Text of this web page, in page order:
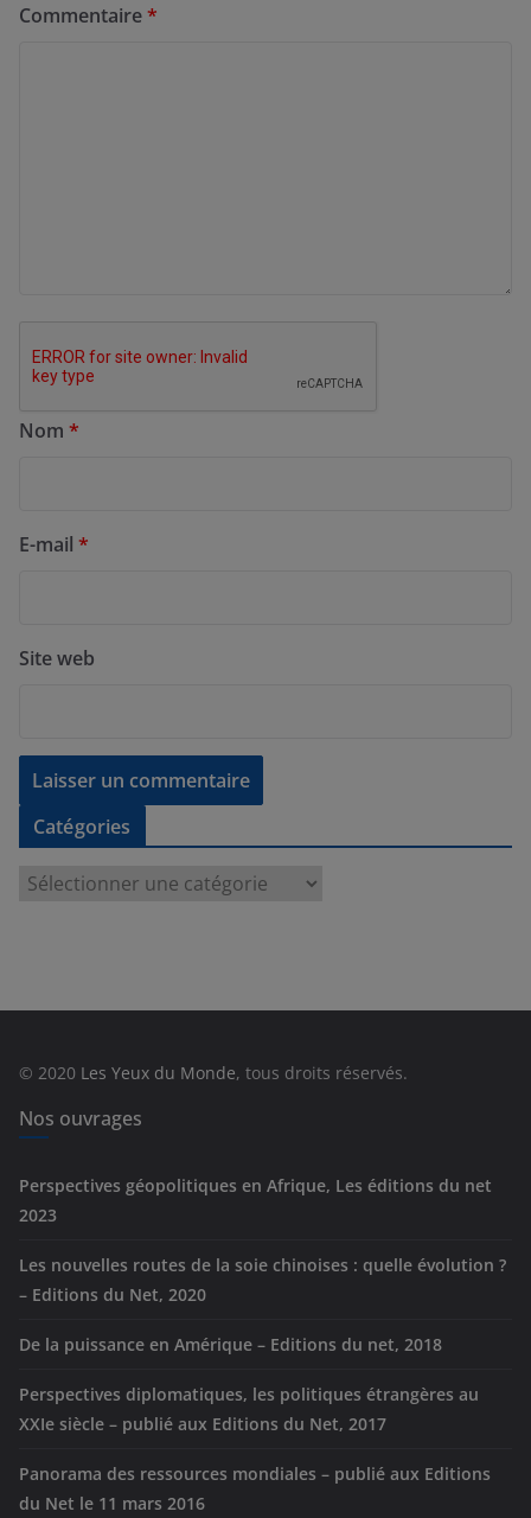
Commentaire*
Nom *
E-mail *
Site web
Catégories
e
s
© 2020 Les Yeux du Monde, tous droits réservés.
Nos ouvrages
Perspectives géopolitiques en Afrique, Les éditions du net
2023
Les nouvelles routes de la soie chinoises : quelle évolution ?
– Editions du Net, 2020
De la puissance en Amérique – Editions du net, 2018
Perspectives diplomatiques, les politiques étrangères au
XXIe siècle – publié aux Editions du Net, 2017
Panorama des ressources mondiales – publié aux Editions
du Net le 11 mars 2016